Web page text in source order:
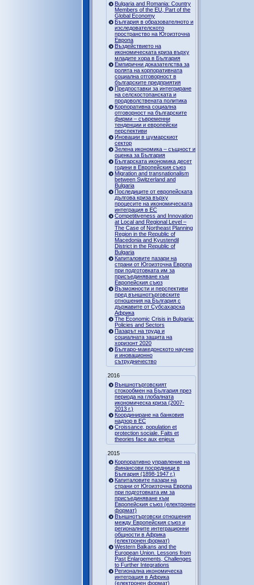
Bulgaria and Romania: Country
Members of the EU, Part of the
Global Economy
България в образователното и
изследователското
пространство на Югоизточна
Европа
Въздействието на
икономическата криза върху
младите хора в България
Емпирични доказателства за
ролята на корпоративната
социална отговорност в
българските предприятия
Предпоставки за интегриране
на селскостопанската и
продоволствената политика
Корпоративна социална
отговорност на българските
фирми – съвременни
тенденции и европейски
перспективи
Иновации в шумарскиот
сектор
Зелена икономика – същност и
оценка за България
Българската икономика десет
години в Европейския съюз
Migration and transnationalism
between Switzerland and
Bulgaria
Последиците от европейската
дългова криза върху
процесите на икономическата
интеграция в ЕС
Competitiveness and Innovation
at Local and Regional Level –
The Case of Northeast Planning
Region in the Republic of
Macedonia and Kyustendil
District in the Republic of
Bulgaria
Капиталовите пазари на
страни от Югоизточна Европа
при подготовката им за
присъединяване към
Европейския съюз
Възможности и перспективи
пред външнотърговските
отношения на България с
държавите от Субсахарска
Африка
The Economic Crisis in Bulgaria:
Policies and Sectors
Пазарът на труда и
социалната защита на
хоризонт 2020
Българо-македонското научно
и иновационно
сътрудничество
2016
Външнотърговският
стокообмен на България през
периода на глобалната
икономическа криза (2007-
2013 г.)
Координиране на банковия
надзор в ЕС
Croissance, population et
protection sociale. Faits et
theories face aux enjeux
2015
Корпоративно управление на
финансови посредници в
България (1898-1947 г.)
Капиталовите пазари на
страни от Югоизточна Европа
при подготовката им за
присъединяване към
Европейския съюз (електронен
формат)
Външнотърговски отношения
между Европейския съюз и
регионалните интеграционни
общности в Африка
(електронен формат)
Western Balkans and the
European Union. Lessons from
Past Enlargements, Challenges
to Further Integrations
Регионална икономическа
интеграция в Африка
(електронен формат)